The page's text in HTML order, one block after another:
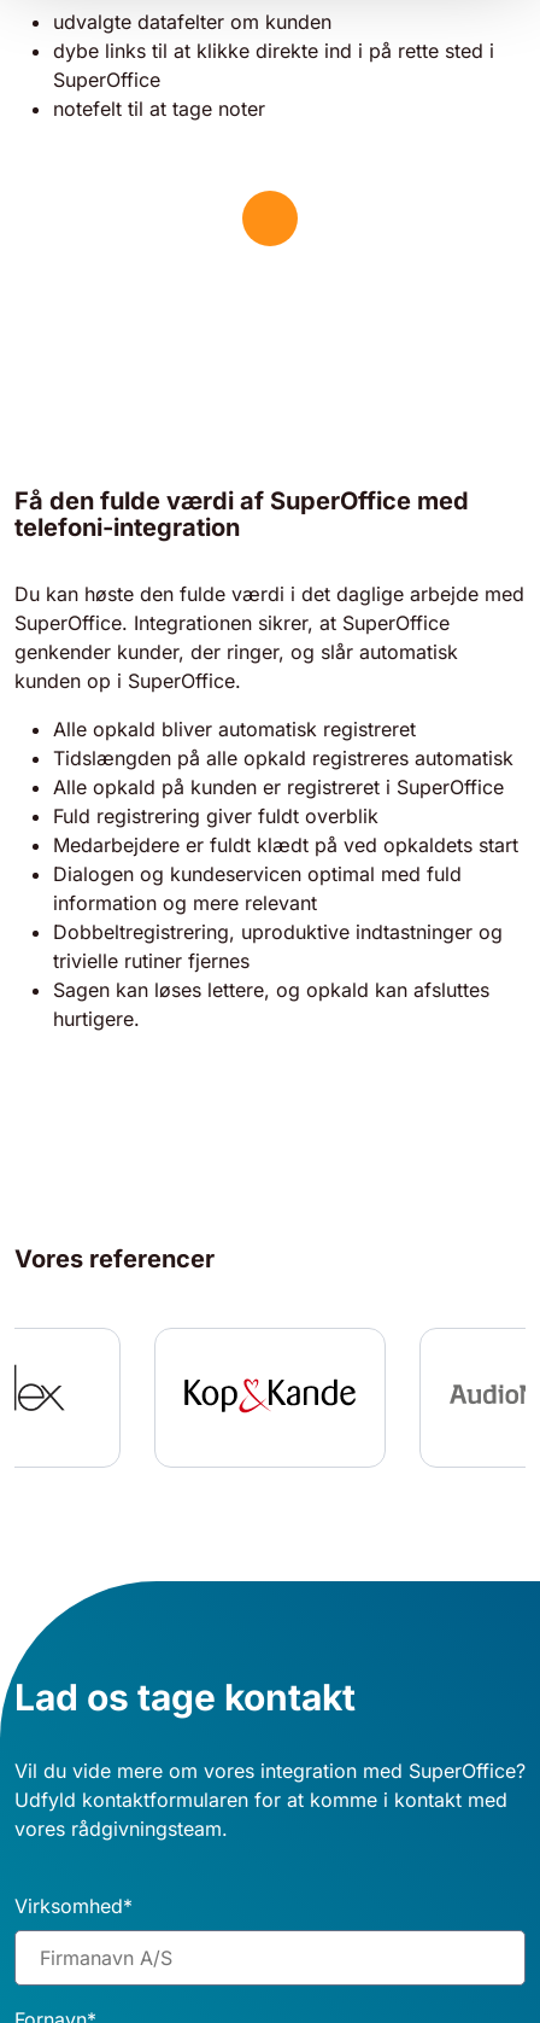
udvalgte datafelter om kunden
dybe links til at klikke direkte ind i på rette sted i
SuperOffice
notefelt til at tage noter
Få den fulde værdi af SuperOffice med
telefoni-integration
Du kan høste den fulde værdi i det daglige arbejde med
SuperOffice. Integrationen sikrer, at SuperOffice
genkender kunder, der ringer, og slår automatisk
kunden op i SuperOffice.
Alle opkald bliver automatisk registreret
Tidslængden på alle opkald registreres automatisk
Alle opkald på kunden er registreret i SuperOffice
Fuld registrering giver fuldt overblik
Medarbejdere er fuldt klædt på ved opkaldets start
Dialogen og kundeservicen optimal med fuld
information og mere relevant
Dobbeltregistrering, uproduktive indtastninger og
trivielle rutiner fjernes
Sagen kan løses lettere, og opkald kan afsluttes
hurtigere.
Vores referencer
Lad os tage kontakt
Vil du vide mere om vores integration med SuperOffice?
Udfyld kontaktformularen for at komme i kontakt med
vores rådgivningsteam.
Virksomhed*